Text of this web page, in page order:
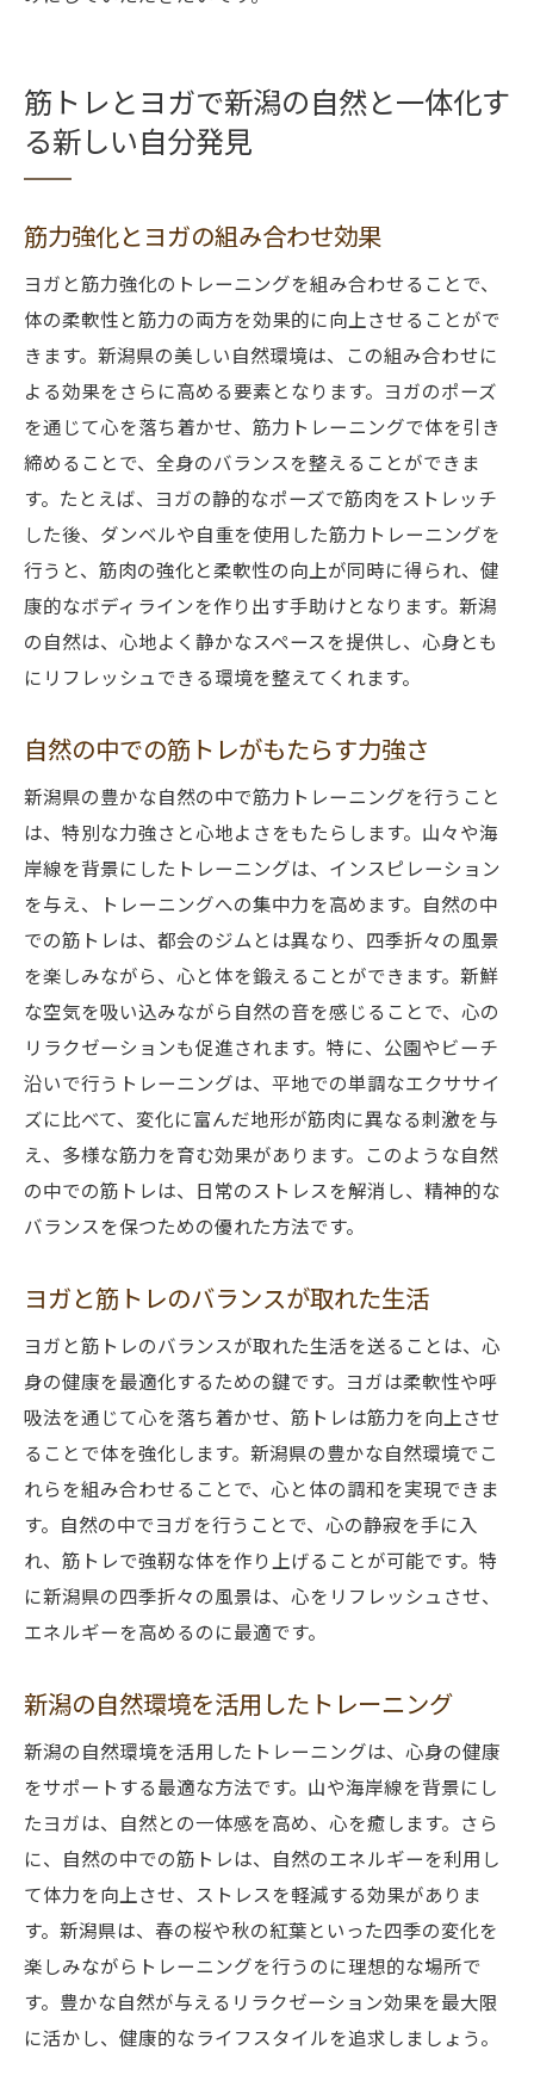
筋トレとヨガで新潟の自然と一体化す
る新しい自分発見
筋力強化とヨガの組み合わせ効果
ヨガと筋力強化のトレーニングを組み合わせることで、
体の柔軟性と筋力の両方を効果的に向上させることがで
きます。新潟県の美しい自然環境は、この組み合わせに
よる効果をさらに高める要素となります。ヨガのポーズ
を通じて心を落ち着かせ、筋力トレーニングで体を引き
締めることで、全身のバランスを整えることができま
す。たとえば、ヨガの静的なポーズで筋肉をストレッチ
した後、ダンベルや自重を使用した筋力トレーニングを
行うと、筋肉の強化と柔軟性の向上が同時に得られ、健
康的なボディラインを作り出す手助けとなります。新潟
の自然は、心地よく静かなスペースを提供し、心身とも
にリフレッシュできる環境を整えてくれます。
自然の中での筋トレがもたらす力強さ
新潟県の豊かな自然の中で筋力トレーニングを行うこと
は、特別な力強さと心地よさをもたらします。山々や海
岸線を背景にしたトレーニングは、インスピレーション
を与え、トレーニングへの集中力を高めます。自然の中
での筋トレは、都会のジムとは異なり、四季折々の風景
を楽しみながら、心と体を鍛えることができます。新鮮
な空気を吸い込みながら自然の音を感じることで、心の
リラクゼーションも促進されます。特に、公園やビーチ
沿いで行うトレーニングは、平地での単調なエクササイ
ズに比べて、変化に富んだ地形が筋肉に異なる刺激を与
え、多様な筋力を育む効果があります。このような自然
の中での筋トレは、日常のストレスを解消し、精神的な
バランスを保つための優れた方法です。
ヨガと筋トレのバランスが取れた生活
ヨガと筋トレのバランスが取れた生活を送ることは、心
身の健康を最適化するための鍵です。ヨガは柔軟性や呼
吸法を通じて心を落ち着かせ、筋トレは筋力を向上させ
ることで体を強化します。新潟県の豊かな自然環境でこ
れらを組み合わせることで、心と体の調和を実現できま
す。自然の中でヨガを行うことで、心の静寂を手に入
れ、筋トレで強靭な体を作り上げることが可能です。特
に新潟県の四季折々の風景は、心をリフレッシュさせ、
エネルギーを高めるのに最適です。
新潟の自然環境を活用したトレーニング
新潟の自然環境を活用したトレーニングは、心身の健康
をサポートする最適な方法です。山や海岸線を背景にし
たヨガは、自然との一体感を高め、心を癒します。さら
に、自然の中での筋トレは、自然のエネルギーを利用し
て体力を向上させ、ストレスを軽減する効果がありま
す。新潟県は、春の桜や秋の紅葉といった四季の変化を
楽しみながらトレーニングを行うのに理想的な場所で
す。豊かな自然が与えるリラクゼーション効果を最大限
に活かし、健康的なライフスタイルを追求しましょう。